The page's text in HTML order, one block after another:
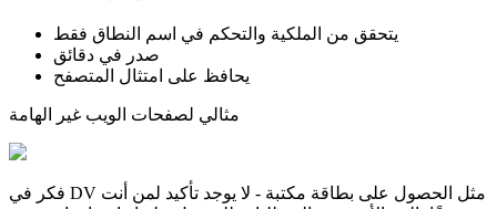
يتحقق من الملكية والتحكم في اسم النطاق فقط
صدر في دقائق
يحافظ على امتثال المتصفح
مثالي لصفحات الويب غير الهامة
فكر في DV مثل الحصول على بطاقة مكتبة - لا يوجد تأكيد لمن أنت